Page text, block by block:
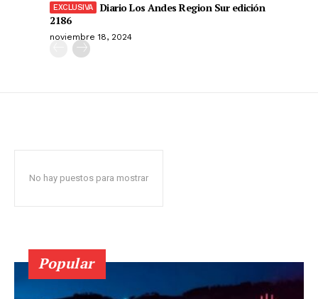
Diario Los Andes Region Sur edición
2186
noviembre 18, 2024
No hay puestos para mostrar
Popular